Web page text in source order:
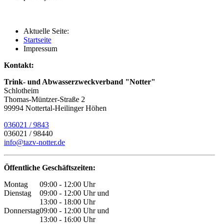
Aktuelle Seite:
Startseite
Impressum
Kontakt:
Trink- und Abwasser­zweckverband "Notter"
Schlotheim
Thomas-Müntzer-Straße 2
99994 Nottertal-Heilinger Höhen
036021 / 9843
036021 / 98440
info@tazv-notter.de
Öffentliche Geschäftszeiten:
Montag
09:00 - 12:00 Uhr
Dienstag
09:00 - 12:00 Uhr und
13:00 - 18:00 Uhr
Donnerstag09:00 - 12:00 Uhr und
13:00 - 16:00 Uhr